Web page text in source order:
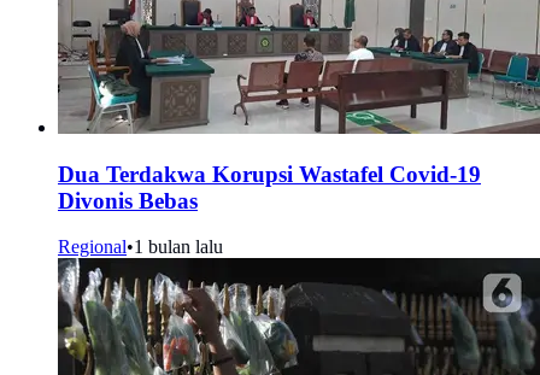
Dua Terdakwa Korupsi Wastafel Covid-19
Divonis Bebas
Regional•1 bulan lalu